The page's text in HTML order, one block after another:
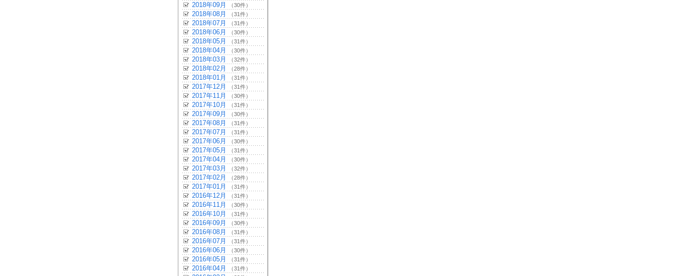
2018年09月 （30件）
2018年08月 （31件）
2018年07月 （31件）
2018年06月 （30件）
2018年05月 （31件）
2018年04月 （30件）
2018年03月 （32件）
2018年02月 （28件）
2018年01月 （31件）
2017年12月 （31件）
2017年11月 （30件）
2017年10月 （31件）
2017年09月 （30件）
2017年08月 （31件）
2017年07月 （31件）
2017年06月 （30件）
2017年05月 （31件）
2017年04月 （30件）
2017年03月 （32件）
2017年02月 （28件）
2017年01月 （31件）
2016年12月 （31件）
2016年11月 （30件）
2016年10月 （31件）
2016年09月 （30件）
2016年08月 （31件）
2016年07月 （31件）
2016年06月 （30件）
2016年05月 （31件）
2016年04月 （31件）